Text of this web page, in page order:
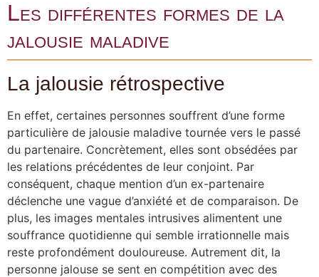
Les différentes formes de la
jalousie maladive
La jalousie rétrospective
En effet, certaines personnes souffrent d’une forme
particulière de jalousie maladive tournée vers le passé
du partenaire. Concrètement, elles sont obsédées par
les relations précédentes de leur conjoint. Par
conséquent, chaque mention d’un ex-partenaire
déclenche une vague d’anxiété et de comparaison. De
plus, les images mentales intrusives alimentent une
souffrance quotidienne qui semble irrationnelle mais
reste profondément douloureuse. Autrement dit, la
personne jalouse se sent en compétition avec des